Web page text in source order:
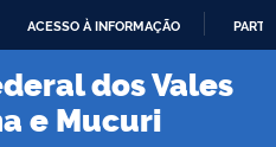
PARA
CONTEÚDO
ACESSO À INFORMAÇÃO
dos Vales
e Mucuri